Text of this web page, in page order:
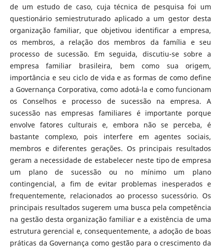
de um estudo de caso, cuja técnica de pesquisa foi um
questionário semiestruturado aplicado a um gestor desta
organização familiar, que objetivou identificar a empresa,
os membros, a relação dos membros da família e seu
processo de sucessão. Em seguida, discutiu-se sobre a
empresa familiar brasileira, bem como sua origem,
importância e seu ciclo de vida e as formas de como define
a Governança Corporativa, como adotá-la e como funcionam
os Conselhos e processo de sucessão na empresa. A
sucessão nas empresas familiares é importante porque
envolve fatores culturais e, embora não se perceba, é
bastante complexo, pois interfere em agentes sociais,
membros e diferentes gerações. Os principais resultados
geram a necessidade de estabelecer neste tipo de empresa
um plano de sucessão ou no mínimo um plano
contingencial, a fim de evitar problemas inesperados e
frequentemente, relacionados ao processo sucessório. Os
principais resultados sugerem uma busca pela competência
na gestão desta organização familiar e a existência de uma
estrutura gerencial e, consequentemente, a adoção de boas
práticas da Governança como gestão para o crescimento da